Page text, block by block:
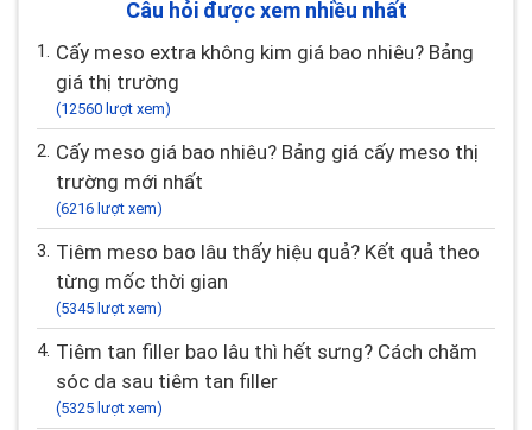
Câu hỏi được xem nhiều nhất
1. Cấy meso extra không kim giá bao nhiêu? Bảng
giá thị trường
(12560 lượt xem)
2. Cấy meso giá bao nhiêu? Bảng giá cấy meso thị
trường mới nhất
(6216 lượt xem)
3. Tiêm meso bao lâu thấy hiệu quả? Kết quả theo
từng mốc thời gian
(5345 lượt xem)
4. Tiêm tan filler bao lâu thì hết sưng? Cách chăm
sóc da sau tiêm tan filler
(5325 lượt xem)